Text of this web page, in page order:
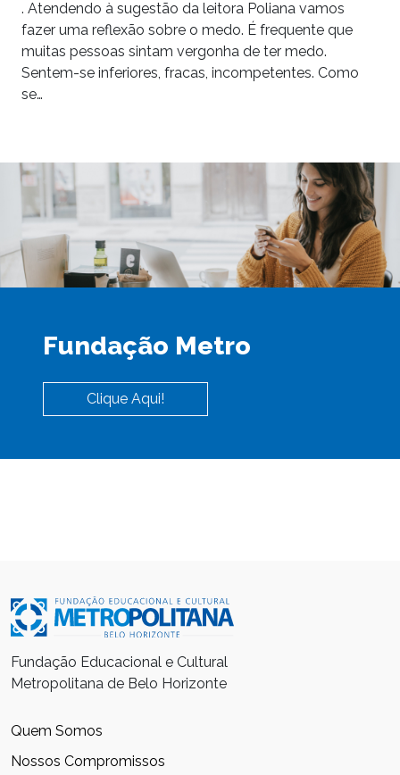
. Atendendo à sugestão da leitora Poliana vamos
fazer uma reflexão sobre o medo. É frequente que
muitas pessoas sintam vergonha de ter medo.
Sentem-se inferiores, fracas, incompetentes. Como
se…
Fundação Metro
Clique Aqui!
Fundação Educacional e Cultural
Metropolitana de Belo Horizonte
Quem Somos
Nossos Compromissos